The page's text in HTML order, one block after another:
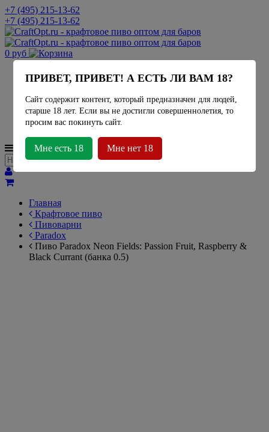
+7 (495) 215-13-62
+7 (495) 215-13-62
0 руб
Актуальное наличие
Миды
Лимонад
Крафтовое пиво
Пивоварни
МЕНЮ
Главная
Крафтовое пиво
Пивоварни
Paradox
Пиво Paradox Neon Fields: Passion Fruit, Raspberry &
Black Currant (банка 0.5)
ПРИВЕТ, ПРИВЕТ! А ЕСТЬ ЛИ ВАМ 18?
Сайт содержит контент, который предназначен для людей,
старше 18 лет. Если вы не достигли совершеннолетия, то
просим вас покинуть сайт.
Мне есть 18 Мне нет 18